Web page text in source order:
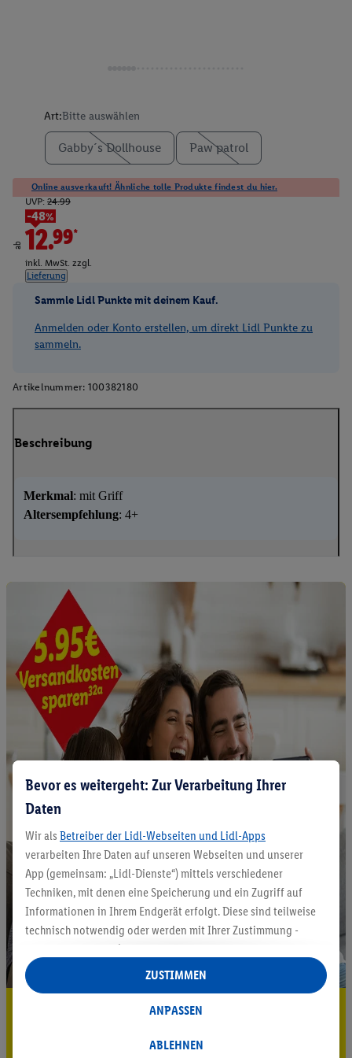
Art:Bitte auswählen
Gabby´s Dollhouse Paw patrol
Online ausverkauft! Ähnliche tolle Produkte findest du hier.
ab
UVP: 24.99
-48%
12.99*
inkl. MwSt. zzgl.
Lieferung
Sammle Lidl Punkte mit deinem Kauf.
Anmelden oder Konto erstellen, um direkt Lidl Punkte zu
sammeln.
Artikelnummer: 100382180
Beschreibung
Merkmal: mit Griff
Altersempfehlung: 4+
5.95 € Versand sparen³²ᵃ
Jetzt zum Newsletter anmelden
Bevor es weitergeht: Zur Verarbeitung Ihrer
Daten
Wir als Betreiber der Lidl-Webseiten und Lidl-Apps
verarbeiten Ihre Daten auf unseren Webseiten und unserer
App (gemeinsam: „Lidl-Dienste“) mittels verschiedener
Techniken, mit denen eine Speicherung und ein Zugriff auf
Informationen in Ihrem Endgerät erfolgt. Diese sind teilweise
technisch notwendig oder werden mit Ihrer Zustimmung -
auch durch Partner (u.a.
Verantwortliche; im Zusammenhang mit dem IAB TCF
insgesamt
Statistik-Erstellung oder für personalisierte Werbung
Datenverarbeitungen für personalisierte Werbung werden
ABLEHNEN
ANPASSEN
ZUSTIMMEN